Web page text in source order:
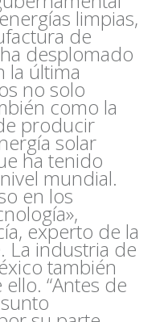
limpias,
de
desplomado
la última
no solo
como la
producir
solar
ha tenido
mundial.
en los
experto de la
La industria de
también
“Antes de